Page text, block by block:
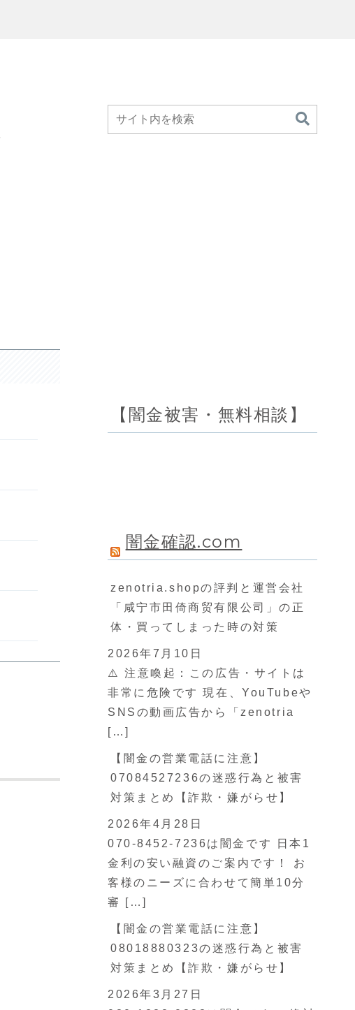
【闇金被害・無料相談】
闇金確認.com
zenotria.shopの評判と運営会社
「咸宁市田倚商贸有限公司」の正
体・買ってしまった時の対策
2026年7月10日
⚠️ 注意喚起：この広告・サイトは
非常に危険です 現在、YouTubeや
SNSの動画広告から「zenotria
[…]
【闇金の営業電話に注意】
07084527236の迷惑行為と被害
対策まとめ【詐欺・嫌がらせ】
2026年4月28日
070-8452-7236は闇金です 日本1
金利の安い融資のご案内です！ お
客様のニーズに合わせて簡単10分
審 […]
【闇金の営業電話に注意】
08018880323の迷惑行為と被害
対策まとめ【詐欺・嫌がらせ】
2026年3月27日